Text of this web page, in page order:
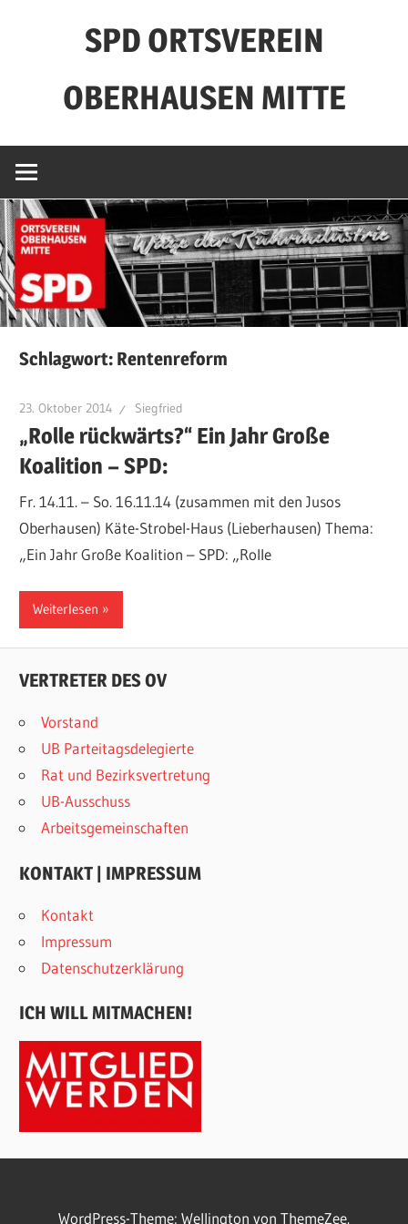
SPD ORTSVEREIN
OBERHAUSEN MITTE
Schlagwort: Rentenreform
23. Oktober 2014 Siegfried
„Rolle rückwärts?“ Ein Jahr Große
Koalition – SPD:
Fr. 14.11. – So. 16.11.14 (zusammen mit den Jusos
Oberhausen) Käte-Strobel-Haus (Lieberhausen) Thema:
„Ein Jahr Große Koalition – SPD: „Rolle
Weiterlesen
VERTRETER DES OV
Vorstand
UB Parteitagsdelegierte
Rat und Bezirksvertretung
UB-Ausschuss
Arbeitsgemeinschaften
KONTAKT | IMPRESSUM
Kontakt
Impressum
Datenschutzerklärung
ICH WILL MITMACHEN!
WordPress-Theme: Wellington von ThemeZee.